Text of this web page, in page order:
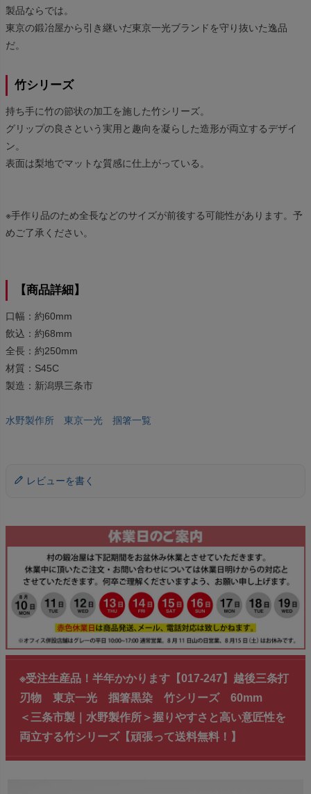
製品ならでは。
東京の鍛冶屋から引き継いだ東京一光ブランドを守り抜いた逸品
だ。
竹シリーズ
持ち手に竹の節状の加工を施した竹シリーズ。
グリップの良さという実用と趣向を凝らした造形が両立するデザイ
ン。
表面は梨地でマットな質感に仕上がっている。
※手作り品のため全長などのサイズが前後する可能性があります。予
めご了承ください。
【商品詳細】
口幅：約60mm
飲込：約68mm
全長：約250mm
材質：S45C
製造：新潟県三条市
水野製作所 東京一光 掴箸一覧
レビューを書く
※受注生産品！半年かかります【017-247】越後三条打
刃物 東京一光 掴箸黒染 竹シリーズ 60mm
＜三条市製｜水野製作所＞握りやすさと高い意匠性を
両立する竹シリーズ【頑張って送料無料！】